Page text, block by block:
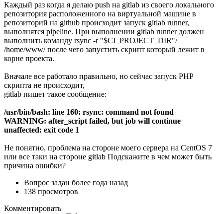
Каждый раз когда я делаю push на gitlab из своего локального
репозитория расположенного на виртуальной машине в
репозиторий на github происходит запуск gitlab runner,
выполнятся pipeline. При выполнении gitlab runner должен
выполнить команду rsync -r "$CI_PROJECT_DIR"/
/home/www/ после чего запустить скрипт который лежит в
корне проекта.
Вначале все работало правильно, но сейчас запуск PHP
скрипта не происходит,
gitlab пишет такое сообщение:
/usr/bin/bash: line 160: rsync: command not found
WARNING: after_script failed, but job will continue
unaffected: exit code 1
Не понятно, проблема на стороне моего сервера на CentOS 7
или все таки на стороне gitlab Подскажите в чем может быть
причина ошибки?
Вопрос задан более года назад
138 просмотров
Комментировать